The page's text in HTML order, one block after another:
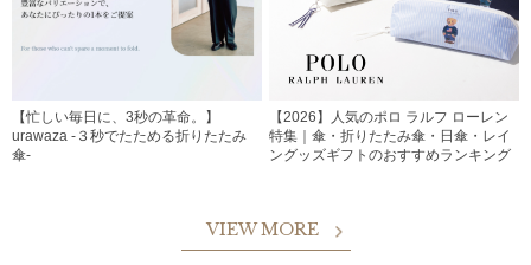
【忙しい毎日に、3秒の革命。】
urawaza -３秒でたためる折りたたみ
傘-
【2026】人気のポロ ラルフ ローレン
特集｜傘・折りたたみ傘・日傘・レイ
ングッズギフトのおすすめランキング
VIEW MORE